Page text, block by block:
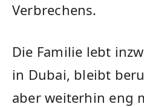
Verbrechens.
Die Familie lebt
in Dubai, bleibt
aber weiterhin eng